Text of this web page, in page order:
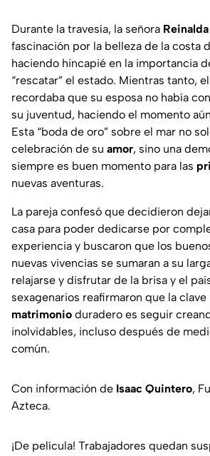
Durante la travesía, la señora Reinalda
fascinación por la belleza de la costa
haciendo hincapié en la importancia
“rescatar” el estado. Mientras tanto,
recordaba que su esposa no había
su juventud, haciendo el momento
Esta “boda de oro” sobre el mar no
celebración de su amor, sino una
siempre es buen momento para las
nuevas aventuras.
La pareja confesó que decidieron
casa para poder dedicarse por
experiencia y buscaron que los
nuevas vivencias se sumaran a su
relajarse y disfrutar de la brisa y el
sexagenarios reafirmaron que la clave
matrimonio duradero es seguir
inolvidables, incluso después de
común.
Con información de Isaac Quintero,
Azteca.
¡De película! Trabajadores quedan